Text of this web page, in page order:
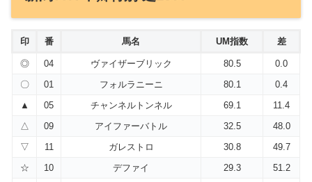
印 番 馬名 UM指数 差
◎ 04 ヴァイザーブリック 80.5
0.0
〇
01 フォルラニーニ 80.1
0.4
▲
05 チャンネルトンネル 69.1
11.4
△
09 アイファーバトル 32.5
48.0
▽
11 ガレストロ 30.8
49.7
☆
10 デファイ 29.3
51.2